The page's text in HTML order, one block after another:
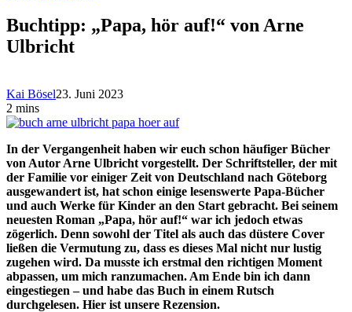
Buchtipp: „Papa, hör auf!“ von Arne
Ulbricht
Kai Bösel23. Juni 2023
2 mins
In der Vergangenheit haben wir euch schon häufiger Bücher
von Autor Arne Ulbricht vorgestellt. Der Schriftsteller, der mit
der Familie vor einiger Zeit von Deutschland nach Göteborg
ausgewandert ist, hat schon einige lesenswerte Papa-Bücher
und auch Werke für Kinder an den Start gebracht. Bei seinem
neuesten Roman „Papa, hör auf!“ war ich jedoch etwas
zögerlich. Denn sowohl der Titel als auch das düstere Cover
ließen die Vermutung zu, dass es dieses Mal nicht nur lustig
zugehen wird. Da musste ich erstmal den richtigen Moment
abpassen, um mich ranzumachen. Am Ende bin ich dann
eingestiegen – und habe das Buch in einem Rutsch
durchgelesen. Hier ist unsere Rezension.